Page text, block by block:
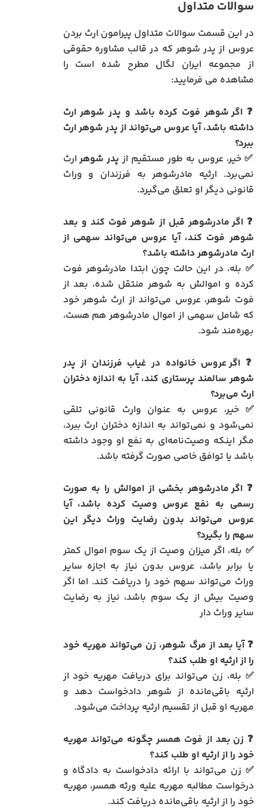
سوالات متداول
در این قسمت سوالات متداول پیرامون ارث بردن
عروس از پدر شوهر که در قالب مشاوره حقوقی
از مجموعه ایران لگال مطرح شده است را
مشاهده می فرمایید:
❓ اگر شوهر فوت کرده باشد و پدر شوهر ارث
داشته باشد، آیا عروس می‌تواند از پدر شوهر ارث
ببرد؟
✅ خیر، عروس به طور مستقیم از پدر شوهر ارث
نمی‌برد. ارثیه مادرشوهر به فرزندان و وراث
قانونی دیگر او تعلق می‌گیرد.
❓ اگر مادرشوهر قبل از شوهر فوت کند و بعد
شوهر فوت کند، آیا عروس می‌تواند سهمی از
ارث مادرشوهر داشته باشد؟
✅ بله، در این حالت چون ابتدا مادرشوهر فوت
کرده و اموالش به شوهر منتقل شده، بعد از
فوت شوهر، عروس می‌تواند از ارث شوهر خود
که شامل سهمی از اموال مادرشوهر هم هست،
بهره‌مند شود.
❓ اگر عروس خانواده در غیاب فرزندان از پدر
شوهر سالمند پرستاری کند، آیا به اندازه دختران
ارث می‌برد؟
✅ خیر، عروس به عنوان وارث قانونی تلقی
نمی‌شود و نمی‌تواند به اندازه دختران ارث ببرد،
مگر اینکه وصیت‌نامه‌ای به نفع او وجود داشته
باشد یا توافق خاصی صورت گرفته باشد.
❓اگر مادرشوهر بخشی از اموالش را به صورت
رسمی به نفع عروس وصیت کرده باشد، آیا
عروس می‌تواند بدون رضایت وراث دیگر این
سهم را بگیرد؟
✅ بله، اگر میزان وصیت از یک سوم اموال کمتر
یا برابر باشد، عروس بدون نیاز به اجازه سایر
وراث می‌تواند سهم خود را دریافت کند. اما اگر
وصیت بیش از یک سوم باشد، نیاز به رضایت
سایر وراث دار
❓آیا بعد از مرگ شوهر، زن می‌تواند مهریه خود
را از ارثیه او طلب کند؟
✅ بله، زن می‌تواند برای دریافت مهریه خود از
ارثیه باقی‌مانده از شوهر دادخواست دهد و
مهریه او قبل از تقسیم ارثیه پرداخت می‌شود.
❓ زن بعد از فوت همسر چگونه می‌تواند مهریه
خود را از ارثیه او طلب کند؟
✅ زن می‌تواند با ارائه دادخواست به دادگاه و
درخواست مطالبه مهریه علیه ورثه همسر، مهریه
خود را از ارثیه باقی‌مانده دریافت کند.